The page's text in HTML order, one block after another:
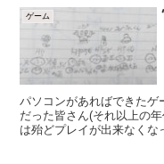
ゲーム
パソコンがあればできたゲ
だった皆さん(それ以上の
は殆どプレイが出来なくな